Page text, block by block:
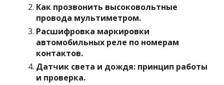
Как прозвонить высоковольтные
провода мультиметром.
Расшифровка маркировки
автомобильных реле по номерам
контактов.
Датчик света и дождя: принцип работы
и проверка.